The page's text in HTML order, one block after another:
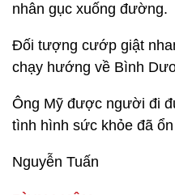
nhân gục xuống đường.
Đối tượng cướp giật
chạy hướng về Bình
Ông Mỹ được người đi
tình hình sức khỏe đã
Nguyễn Tuấn